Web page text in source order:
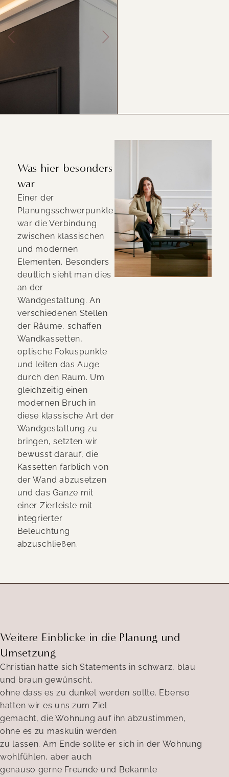
Was hier besonders
war
Einer der
Planungsschwerpunkte
war die Verbindung
zwischen klassischen
und modernen
Elementen. Besonders
deutlich sieht man dies
an der
Wandgestaltung. An
verschiedenen Stellen
der Räume, schaﬀen
Wandkassetten,
optische Fokuspunkte
und leiten das Auge
durch den Raum. Um
gleichzeitig einen
modernen Bruch in
diese klassische Art der
Wandgestaltung zu
bringen, setzten wir
bewusst darauf, die
Kassetten farblich von
der Wand abzusetzen
und das Ganze mit
einer Zierleiste mit
integrierter
Beleuchtung
abzuschließen.
Weitere Einblicke in die Planung und
Umsetzung
Christian hatte sich Statements in schwarz, blau
und braun gewünscht,
ohne dass es zu dunkel werden sollte. Ebenso
hatten wir es uns zum Ziel
gemacht, die Wohnung auf ihn abzustimmen,
ohne es zu maskulin werden
zu lassen. Am Ende sollte er sich in der Wohnung
wohlfühlen, aber auch
genauso gerne Freunde und Bekannte